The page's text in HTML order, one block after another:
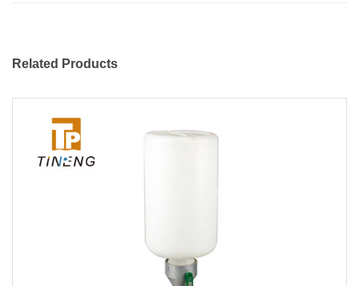
Related Products